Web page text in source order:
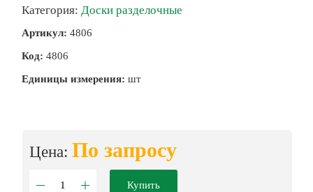
Категория: Доски разделочные
Артикул: 4806
Код: 4806
Единицы измерения: шт
Цена: По запросу
Купить